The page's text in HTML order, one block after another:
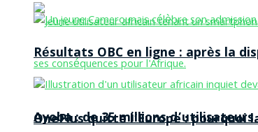
OnePlus quitte l’Europe : pourquoi
Résultats OBC en ligne : après la
Ayoba : de 35 millions